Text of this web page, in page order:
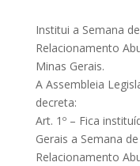
Institui a Semana
Relacionamento
Minas Gerais.
A Assembleia
decreta:
Art. 1º – Fica
Gerais a Semana
Relacionamento